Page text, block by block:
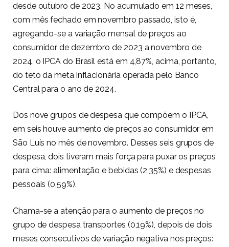
desde outubro de 2023. No acumulado em 12 meses,
com mês fechado em novembro passado, isto é,
agregando-se a variação mensal de preços ao
consumidor de dezembro de 2023 a novembro de
2024, o IPCA do Brasil está em 4,87%, acima, portanto,
do teto da meta inflacionária operada pelo Banco
Central para o ano de 2024.
Dos nove grupos de despesa que compõem o IPCA,
em seis houve aumento de preços ao consumidor em
São Luís no mês de novembro. Desses seis grupos de
despesa, dois tiveram mais força para puxar os preços
para cima: alimentação e bebidas (2,35%) e despesas
pessoais (0,59%).
Chama-se a atenção para o aumento de preços no
grupo de despesa transportes (0,19%), depois de dois
meses consecutivos de variação negativa nos preços: